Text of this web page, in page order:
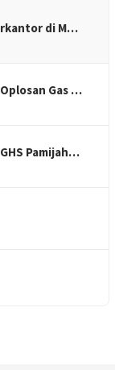
di M…
Gas …
Pamijah…